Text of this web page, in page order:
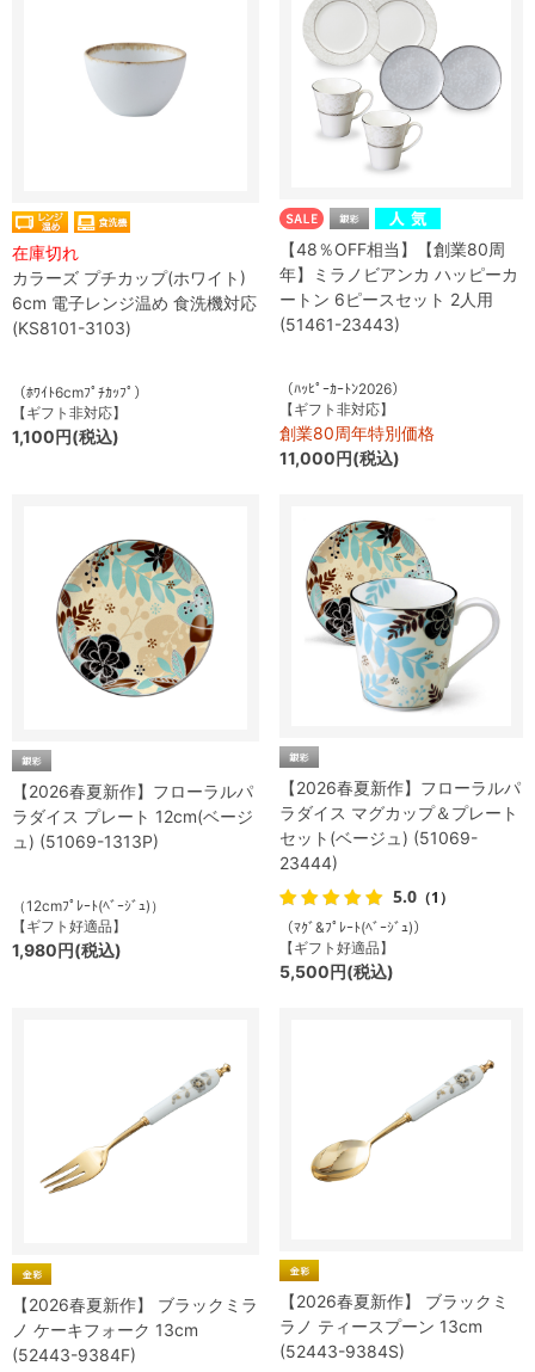
在庫切れ
カラーズ プチカップ(ホワイト)
6cm 電子レンジ温め 食洗機対応
(KS8101-3103)
（ﾎﾜｲﾄ6cmﾌﾟﾁｶｯﾌﾟ）
【ギフト非対応】
1,100円(税込)
【48％OFF相当】【創業80周
年】ミラノビアンカ ハッピーカ
ートン 6ピースセット 2人用
(51461-23443)
（ﾊｯﾋﾟｰｶｰﾄﾝ2026）
【ギフト非対応】
創業80周年特別価格
11,000円(税込)
【2026春夏新作】フローラルパ
ラダイス プレート 12cm(ベージ
ュ) (51069-1313P)
（12cmﾌﾟﾚｰﾄ(ﾍﾞｰｼﾞｭ)）
【ギフト好適品】
1,980円(税込)
【2026春夏新作】フローラルパ
ラダイス マグカップ＆プレート
セット(ベージュ) (51069-
23444)
5.0 （1）
（ﾏｸﾞ&ﾌﾟﾚｰﾄ(ﾍﾞｰｼﾞｭ)）
【ギフト好適品】
5,500円(税込)
【2026春夏新作】 ブラックミラ
ノ ケーキフォーク 13cm
(52443-9384F)
【2026春夏新作】 ブラックミ
ラノ ティースプーン 13cm
(52443-9384S)